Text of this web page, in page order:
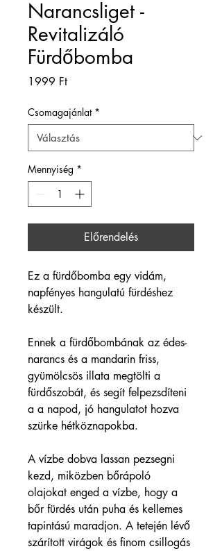
Narancsliget -
Revitalizáló
Fürdőbomba
1999 FtÁr
Csomagajánlat *
Mennyiség *
Előrendelés
Ez a fürdőbomba egy vidám,
napfényes hangulatú fürdéshez
készült.
Ennek a fürdőbombának az édes-
narancs és a mandarin friss,
gyümölcsös illata megtölti a
fürdőszobát, és segít felpezsdíteni
a a napod, jó hangulatot hozva
szürke hétköznapokba.
A vízbe dobva lassan pezsegni
kezd, miközben bőrápoló
olajokat enged a vízbe, hogy a
bőr fürdés után puha és kellemes
tapintású maradjon. A tetején lévő
szárított virágok és finom csillogás